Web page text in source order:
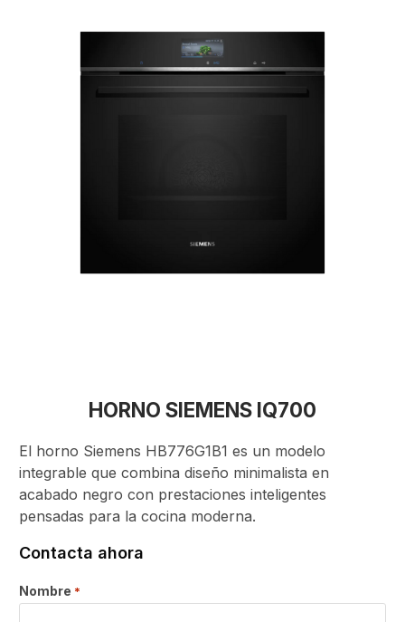
HORNO SIEMENS IQ700
El horno Siemens HB776G1B1 es un modelo
integrable que combina diseño minimalista en
acabado negro con prestaciones inteligentes
pensadas para la cocina moderna.
Contacta ahora
Nombre *